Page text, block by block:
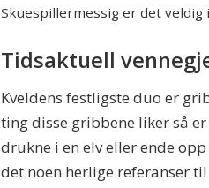
Skuespillermessig er det veldig
Tidsaktuell
Kveldens festligste duo er
ting disse gribbene liker så
drukne i en elv eller ende
det noen herlige referanser